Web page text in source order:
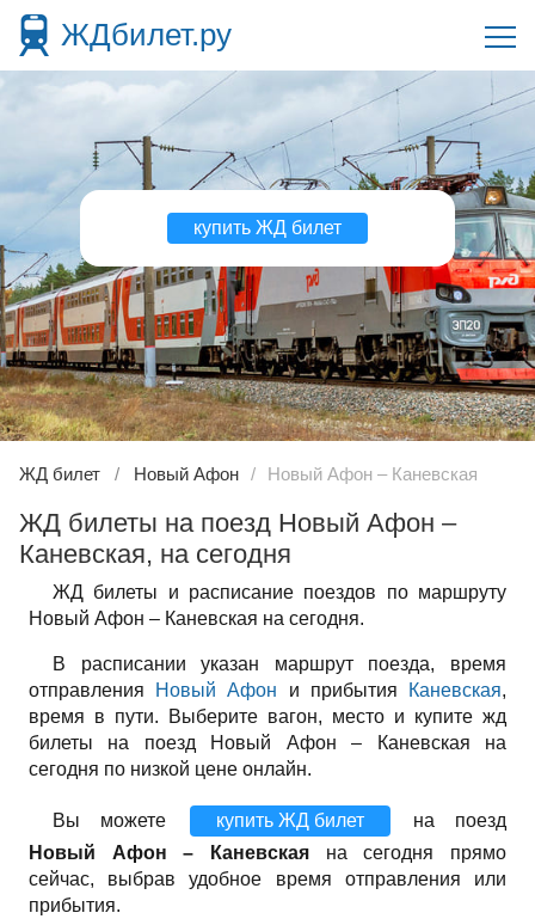
ЖДбилет.ру
купить ЖД билет
ЖД билет Новый Афон Новый Афон – Каневская
ЖД билеты на поезд Новый Афон –
Каневская, на сегодня
ЖД билеты и расписание поездов по маршруту
Новый Афон – Каневская на сегодня.
В расписании указан маршрут поезда, время
отправления
Новый Афон и прибытия Каневская,
время в пути. Выберите вагон, место и купите жд
билеты на поезд Новый Афон – Каневская на
сегодня по низкой цене онлайн.
Вы можете купить ЖД билет
на поезд
Новый Афон – Каневская на сегодня прямо
сейчас, выбрав удобное время отправления или
прибытия.